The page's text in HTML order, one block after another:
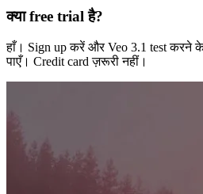
क्या free trial है?
हाँ। Sign up करें और Veo 3.1 test करने
पाएँ। Credit card ज़रूरी नहीं।